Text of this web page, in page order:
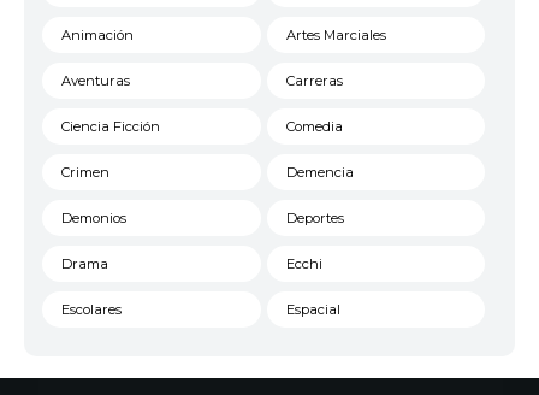
Animación Artes Marciales
Aventuras Carreras
Ciencia Ficción Comedia
Crimen Demencia
Demonios Deportes
Drama Ecchi
Escolares Espacial